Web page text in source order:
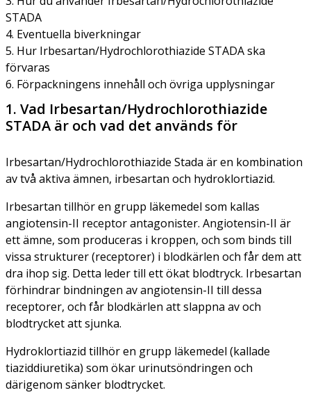
STADA
4. Eventuella biverkningar
5. Hur Irbesartan/Hydrochlorothiazide STADA ska
förvaras
6. Förpackningens innehåll och övriga upplysningar
1. Vad Irbesartan/Hydrochlorothiazide
STADA är och vad det används för
Irbesartan/Hydrochlorothiazide Stada är en kombination
av två aktiva ämnen, irbesartan och hydroklortiazid.
Irbesartan tillhör en grupp läkemedel som kallas
angiotensin-II receptor antagonister. Angiotensin-II är
ett ämne, som produceras i kroppen, och som binds till
vissa strukturer (receptorer) i blodkärlen och får dem att
dra ihop sig. Detta leder till ett ökat blodtryck. Irbesartan
förhindrar bindningen av angiotensin-II till dessa
receptorer, och får blodkärlen att slappna av och
blodtrycket att sjunka.
Hydroklortiazid tillhör en grupp läkemedel (kallade
tiaziddiuretika) som ökar urinutsöndringen och
därigenom sänker blodtrycket.